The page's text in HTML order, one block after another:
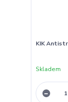
KIK
Skladem